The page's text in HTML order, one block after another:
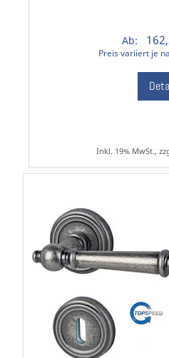
Ab:
Preis variiert je
Inkl. 19% MwSt.,